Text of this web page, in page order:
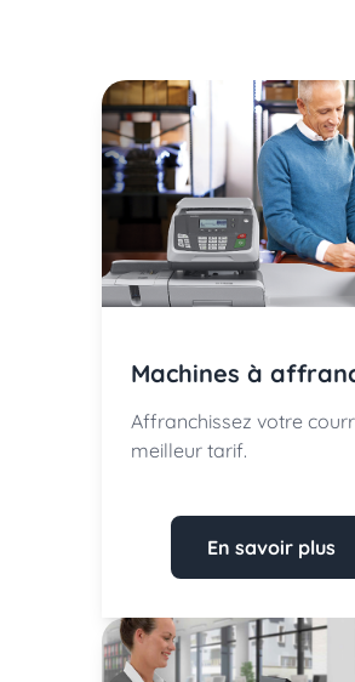
Machines à
Affranchissez votre
meilleur tarif.
En savoir plus